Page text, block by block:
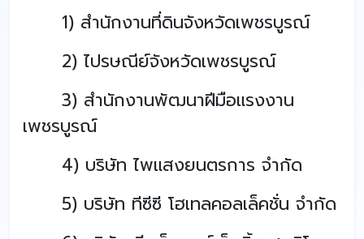
1) สำนักงานที่ดินจังหวัดเพชรบูรณ์
2) ไปรษณีย์จังหวัดเพชรบูรณ์
3) สำนักงานพัฒนาฝีมือแรงงาน
เพชรบูรณ์
4) บริษัท ไพแสงยนตรการ จำกัด
5) บริษัท ทีซีซี โฮเทลคอลเล็คชั่น จำกัด